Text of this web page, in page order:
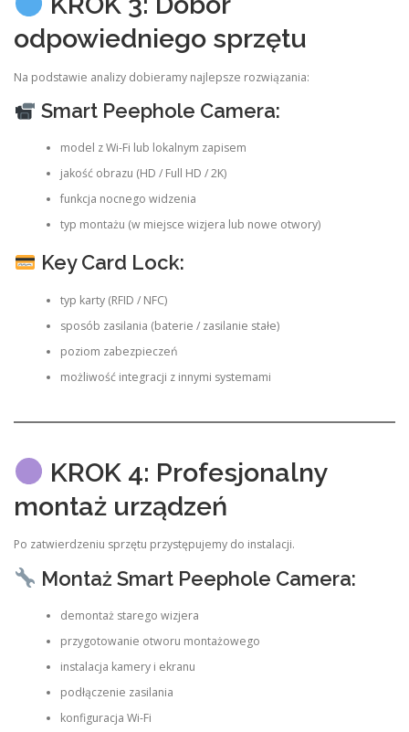
odpowiedniego sprzętu
Na podstawie analizy dobieramy najlepsze rozwiązania:
Smart Peephole Camera:
model z Wi-Fi lub lokalnym zapisem
jakość obrazu (HD / Full HD / 2K)
funkcja nocnego widzenia
typ montażu (w miejsce wizjera lub nowe otwory)
Key Card Lock:
typ karty (RFID / NFC)
sposób zasilania (baterie / zasilanie stałe)
poziom zabezpieczeń
możliwość integracji z innymi systemami
KROK 4: Profesjonalny
montaż urządzeń
Po zatwierdzeniu sprzętu przystępujemy do instalacji.
Montaż Smart Peephole Camera:
demontaż starego wizjera
przygotowanie otworu montażowego
instalacja kamery i ekranu
podłączenie zasilania
konfiguracja Wi-Fi